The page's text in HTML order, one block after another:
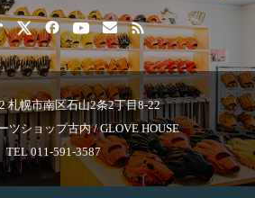
札幌市南区石山2条2丁目8-22
ツショップ古内 / GLOVE HOUSE
TEL 011-591-3587